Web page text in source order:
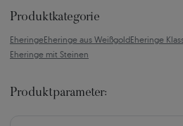
Produktkategorie
EheringeEheringe aus WeißgoldEheringe
Eheringe mit Steinen
Produktparameter: